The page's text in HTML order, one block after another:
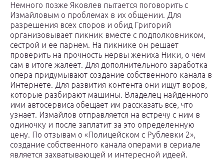
Немного позже Яковлев пытается поговорить с
Измайловым о проблемах в их общении. Для
разрешения всех споров и обид Григорий
организовывает пикник вместе с подполковником,
сестрой и ее парнем. На пикнике он решает
проверить на прочность нервы жениха Ники, о чем
сам в итоге жалеет. Для дополнительного заработка
опера придумывают создание собственного канала в
Интернете. Для развития контента они ищут воров,
которые разбирают машины. Владелец найденного
ими автосервиса обещает им рассказать все, что
узнает. Измайлов отправляется на встречу с ним в
одиночку и после заплатит за это определенную
цену. По отзывам о «Полицейском с Рублевки 2»,
создание собственного канала операми в сериале
является захватывающей и интересной идеей.